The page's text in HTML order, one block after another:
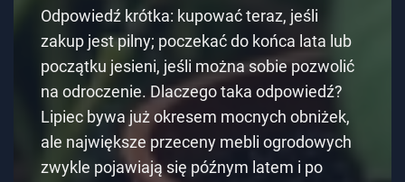
Odpowiedź krótka: kupować teraz, jeśli
zakup jest pilny; poczekać do końca lata lub
początku jesieni, jeśli można sobie pozwolić
na odroczenie. Dlaczego taka odpowiedź?
Lipiec bywa już okresem mocnych obniżek,
ale największe przeceny mebli ogrodowych
zwykle pojawiają się późnym latem i po